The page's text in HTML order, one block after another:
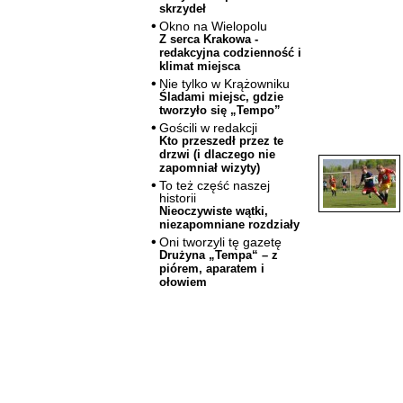
skrzydeł
Okno na Wielopolu
Z serca Krakowa -
redakcyjna codzienność i
klimat miejsca
Nie tylko w Krążowniku
Śladami miejsc, gdzie
tworzyło się „Tempo”
Gościli w redakcji
Kto przeszedł przez te
drzwi (i dlaczego nie
zapomniał wizyty)
To też część naszej
historii
Nieoczywiste wątki,
niezapomniane rozdziały
Oni tworzyli tę gazetę
Drużyna „Tempa“ – z
piórem, aparatem i
ołowiem